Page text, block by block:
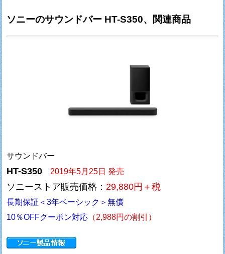
ソニーのサウンドバー HT-S350、関連商品
サウンドバー
HT-S350 2019年5月25日 発売
ソニーストア販売価格：29,880円＋税
長期保証＜3年ベーシック＞無償
10％OFFクーポン対応 （2,988円の割引）